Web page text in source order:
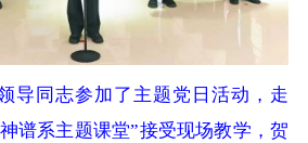
导同志参加了主题党日活动，走
谱系主题课堂”接受现场教学，贺